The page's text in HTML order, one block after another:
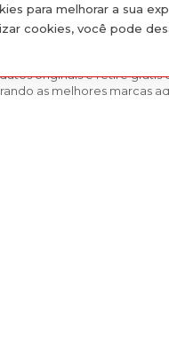
para melhorar a sua
cookies, você pode
originais e retire grátis
as melhores marcas